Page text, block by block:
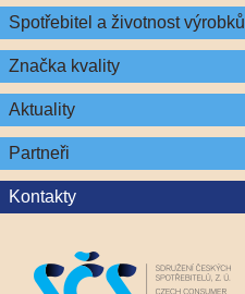
Spotřebitel a životnost výrobků
Značka kvality
Aktuality
Partneři
Kontakty